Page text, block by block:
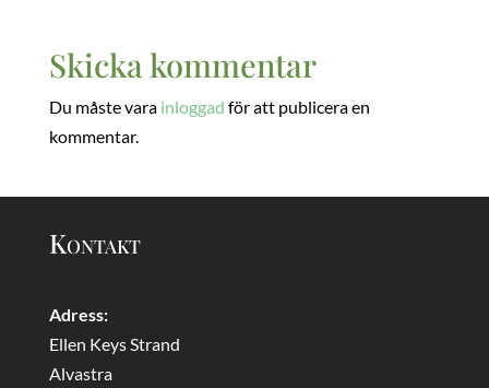
Skicka kommentar
Du måste vara inloggad för att publicera en
kommentar.
Kontakt
Adress:
Ellen Keys Strand
Alvastra